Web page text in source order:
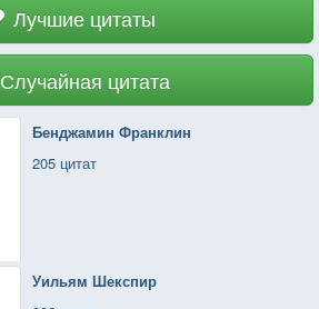
Лучшие цитаты
Случайная цитата
Бенджамин Франклин
205 цитат
Уильям Шекспир